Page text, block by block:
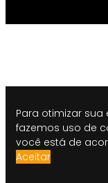
Para otimizar
fazemos uso de
você está de
Aceitar